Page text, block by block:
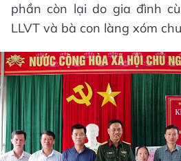
phần còn lại do gia đình
LLVT và bà con làng xóm